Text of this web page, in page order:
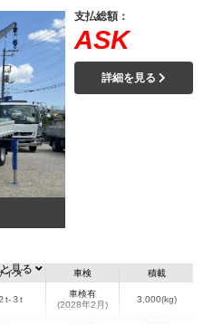
支払総額：
ASK
詳細を見る
イズ
t-３t
車検
車検有
(2028年2月)
積載
3,000(kg)
見る